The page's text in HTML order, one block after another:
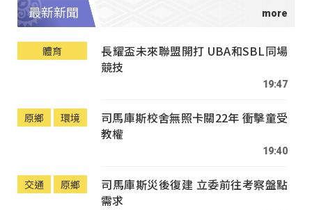
最新新聞
體育
長耀盃未來聯盟開打 UBA和SBL同場
競技
19:47
原鄉 環境
司馬庫斯校舍無照卡關22年 衝擊童受
教權
19:40
交通 原鄉
司馬庫斯災後復建 立委前往考察盤點
需求